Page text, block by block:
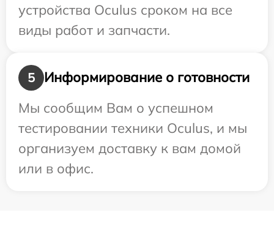
устройства Oculus сроком на все
виды работ и запчасти.
5
Информирование о готовности
Мы сообщим Вам о успешном
тестировании техники Oculus, и мы
организуем доставку к вам домой
или в офис.